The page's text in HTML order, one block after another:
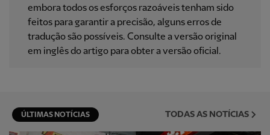
embora todos os esforços razoáveis ​​tenham sido
feitos para garantir a precisão, alguns erros de
tradução são possíveis. Consulte a versão original
em inglês do artigo para obter a versão oficial.
ÚLTIMAS NOTÍCIAS TODAS AS NOTÍCIAS